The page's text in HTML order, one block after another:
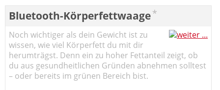
Bluetooth-Körperfettwaage*
Noch wichtiger als dein Gewicht ist zu
wissen, wie viel Körperfett du mit dir
herumträgst. Denn ein zu hoher Fettanteil zeigt, ob
du aus gesundheitlichen Gründen abnehmen solltest
– oder bereits im grünen Bereich bist.